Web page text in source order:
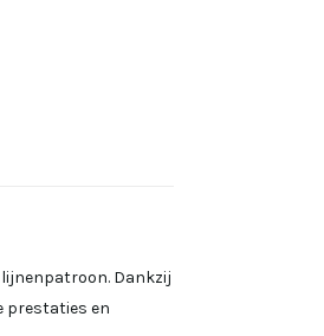
Dankzij
prestaties en